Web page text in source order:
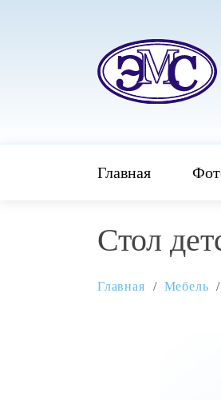
Главная
Стол
Главная Мебель